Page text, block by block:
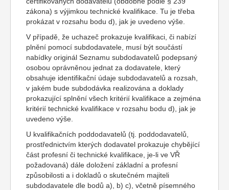
zákona) s výjimkou technické kvalifikace. Tu je třeba
prokázat v rozsahu bodu d), jak je uvedeno výše.
V případě, že uchazeč prokazuje kvalifikaci, či nabízí
plnění pomocí subdodavatele, musí být součástí
nabídky originál Seznamu subdodavatelů podepsaný
osobou oprávněnou jednat za dodavatele, který
obsahuje identifikační údaje subdodavatelů a rozsah,
v jakém bude subdodávka realizována a doklady
prokazující splnění všech kritérií kvalifikace a zejména
kritérií technické kvalifikace v rozsahu bodu d), jak je
uvedeno výše.
U kvalifikačních poddodavatelů (tj. poddodavatelů,
prostřednictvím kterých dodavatel prokazuje chybějící
část profesní či technické kvalifikace, je-li ve VŘ
požadovaná) dále doložení základní a profesní
způsobilosti a i dokladů o skutečném majiteli
subdodavatele dle bodů a), b) c), včetně písemného